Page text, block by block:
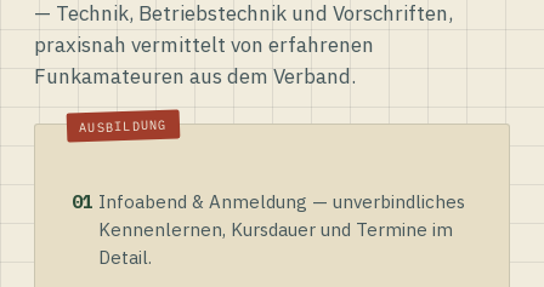
— Technik, Betriebstechnik und Vorschriften,
praxisnah vermittelt von erfahrenen
Funkamateuren aus dem Verband.
01 Infoabend & Anmeldung — unverbindliches
Kennenlernen, Kursdauer und Termine im
Detail.